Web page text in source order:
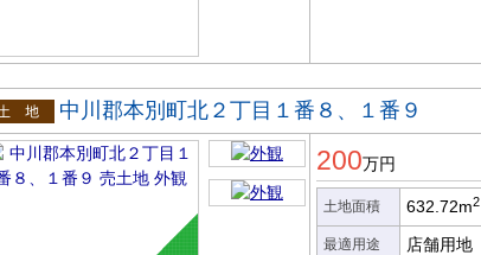
地
中川郡本別町北２丁目１番８、１番９
200万円
土地面積 632.72m2
最適用途 店舗用地